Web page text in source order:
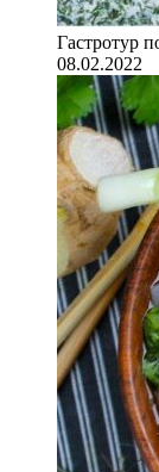
Гастротур
08.02.2022